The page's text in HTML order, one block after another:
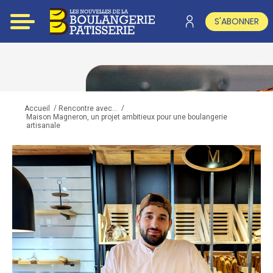
S'ABONNER
Accueil / Rencontre avec... /
Maison Magneron, un projet ambitieux pour une boulangerie
artisanale